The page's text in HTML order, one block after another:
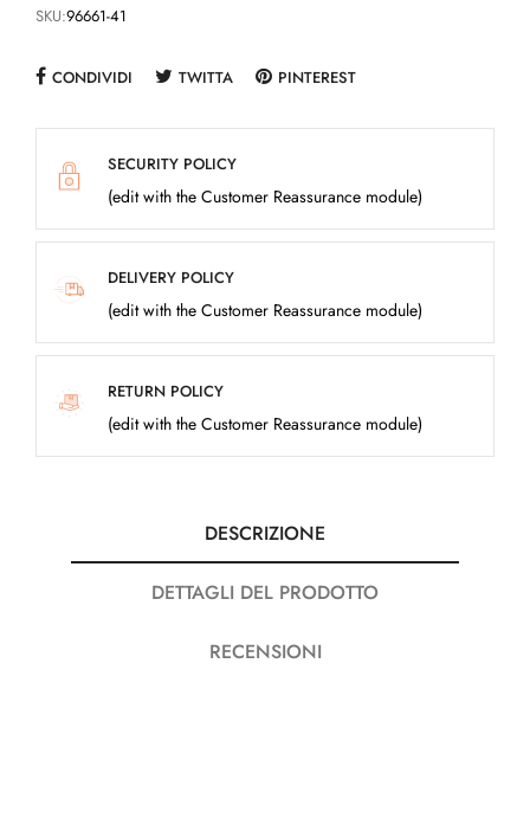
SKU:96661-41
CONDIVIDI TWITTA PINTEREST
SECURITY POLICY
(edit with the Customer Reassurance module)
DELIVERY POLICY
(edit with the Customer Reassurance module)
RETURN POLICY
(edit with the Customer Reassurance module)
DESCRIZIONE
DETTAGLI DEL PRODOTTO
RECENSIONI